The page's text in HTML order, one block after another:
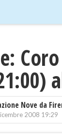
Nove da
2008 19:29